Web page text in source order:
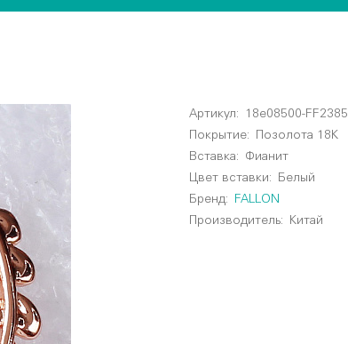
Артикул:
18e08500-FF2385
Покрытие: Позолота 18К
Вставка: Фианит
Цвет вставки:
Белый
Бренд:
FALLON
Производитель: Китай